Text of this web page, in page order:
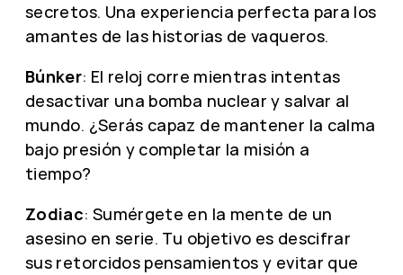
secretos. Una experiencia perfecta para los
amantes de las historias de vaqueros.
Búnker: El reloj corre mientras intentas
desactivar una bomba nuclear y salvar al
mundo. ¿Serás capaz de mantener la calma
bajo presión y completar la misión a
tiempo?
Zodiac: Sumérgete en la mente de un
asesino en serie. Tu objetivo es descifrar
sus retorcidos pensamientos y evitar que